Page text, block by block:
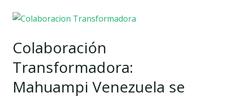
Colaboración
Transformadora:
Mahuampi Venezuela se
Colaboración
Mahuampi
se
une